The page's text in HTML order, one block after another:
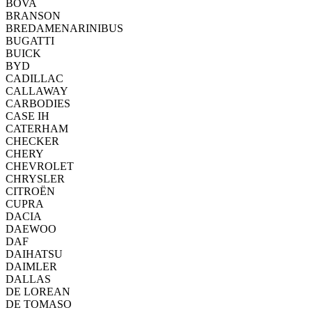
BOVA
BRANSON
BREDAMENARINIBUS
BUGATTI
BUICK
BYD
CADILLAC
CALLAWAY
CARBODIES
CASE IH
CATERHAM
CHECKER
CHERY
CHEVROLET
CHRYSLER
CITROËN
CUPRA
DACIA
DAEWOO
DAF
DAIHATSU
DAIMLER
DALLAS
DE LOREAN
DE TOMASO